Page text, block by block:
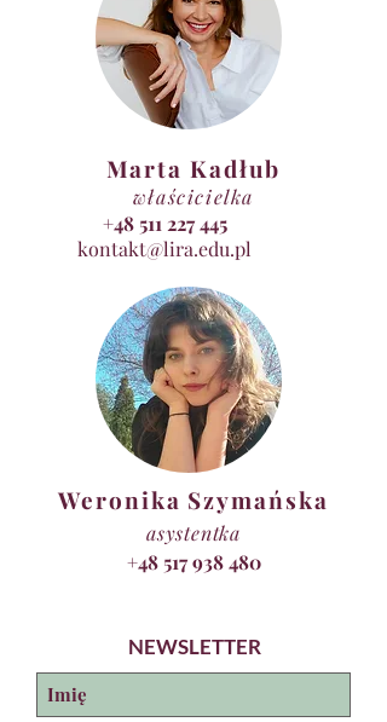
Marta Kadłub
właścicielka
+48 511 227 445
kontakt@lira.edu.pl
Weronika Szymańska
asystentka
+48 517 938 480
NEWSLETTER